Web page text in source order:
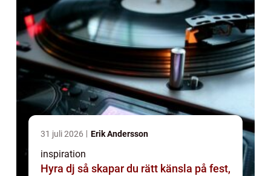
31 juli 2026 Erik Andersson
inspiration
Hyra dj så skapar du rätt känsla på fest,